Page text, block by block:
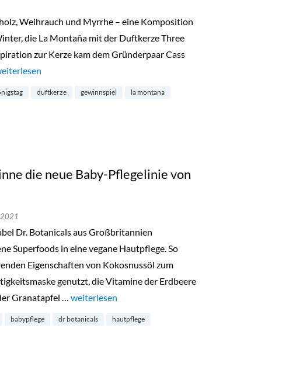
Weihrauch und Myrrhe – eine Komposition
die La Montaña mit der Duftkerze Three
zur Kerze kam dem Gründerpaar Cass
13: Three Kings Duftkerze von La Montaña“
duftkerze gewinnspiel
la montana
die neue Baby-Pflegelinie von
2021
Dr. Botanicals aus Großbritannien
Superfoods in eine vegane Hautpflege. So
Eigenschaften von Kokosnussöl zum
genutzt, die Vitamine der Erdbeere
Granatapfel … „Türchen 5: Gewinne die neue Baby-Pflegelinie von Dr.
weiterlesen
babypflege dr botanicals
hautpflege